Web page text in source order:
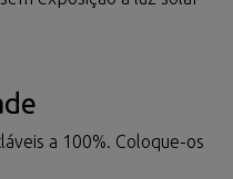
a 100%. Coloque-os